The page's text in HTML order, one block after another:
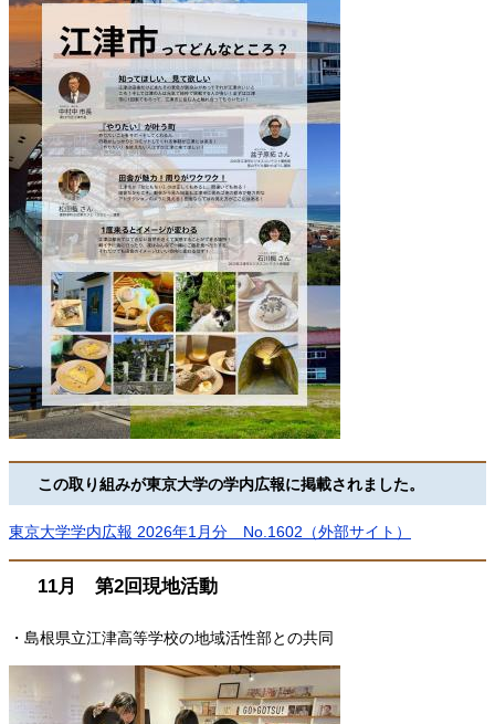
この取り組みが東京大学の学内広報に掲載されました。
東京大学学内広報 2026年1月分 No.1602（外部サイト）
11月 第2回現地活動
・島根県立江津高等学校の地域活性部との共同